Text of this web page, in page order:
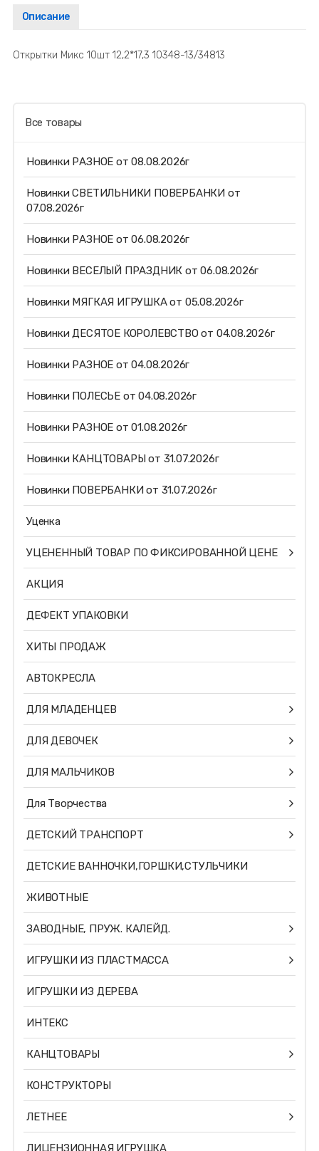
Описание
Открытки Микс 10шт 12,2*17,3 10348-13/34813
Все товары
Новинки РАЗНОЕ от 08.08.2026г
Новинки СВЕТИЛЬНИКИ ПОВЕРБАНКИ от
07.08.2026г
Новинки РАЗНОЕ от 06.08.2026г
Новинки ВЕСЕЛЫЙ ПРАЗДНИК от 06.08.2026г
Новинки МЯГКАЯ ИГРУШКА от 05.08.2026г
Новинки ДЕСЯТОЕ КОРОЛЕВСТВО от 04.08.2026г
Новинки РАЗНОЕ от 04.08.2026г
Новинки ПОЛЕСЬЕ от 04.08.2026г
Новинки РАЗНОЕ от 01.08.2026г
Новинки КАНЦТОВАРЫ от 31.07.2026г
Новинки ПОВЕРБАНКИ от 31.07.2026г
Уценка
УЦЕНЕННЫЙ ТОВАР ПО ФИКСИРОВАННОЙ ЦЕНЕ
АКЦИЯ
ДЕФЕКТ УПАКОВКИ
ХИТЫ ПРОДАЖ
АВТОКРЕСЛА
ДЛЯ МЛАДЕНЦЕВ
ДЛЯ ДЕВОЧЕК
ДЛЯ МАЛЬЧИКОВ
Для Творчества
ДЕТСКИЙ ТРАНСПОРТ
ДЕТСКИЕ ВАННОЧКИ,ГОРШКИ,СТУЛЬЧИКИ
ЖИВОТНЫЕ
ЗАВОДНЫЕ, ПРУЖ. КАЛЕЙД.
ИГРУШКИ ИЗ ПЛАСТМАССА
ИГРУШКИ ИЗ ДЕРЕВА
ИНТЕКС
КАНЦТОВАРЫ
КОНСТРУКТОРЫ
ЛЕТНЕЕ
ЛИЦЕНЗИОННАЯ ИГРУШКА